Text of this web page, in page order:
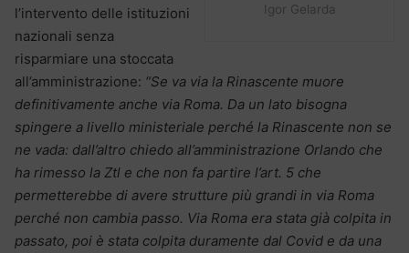
Igor Gelarda
l’intervento delle istituzioni
nazionali senza
risparmiare una stoccata
all’amministrazione: “Se va via la Rinascente muore
definitivamente anche via Roma. Da un lato bisogna
spingere a livello ministeriale perché la Rinascente non se
ne vada: dall’altro chiedo all’amministrazione Orlando che
ha rimesso la Ztl e che non fa partire l’art. 5 che
permetterebbe di avere strutture più grandi in via Roma
perché non cambia passo. Via Roma era stata già colpita in
passato, poi è stata colpita duramente dal Covid e da una